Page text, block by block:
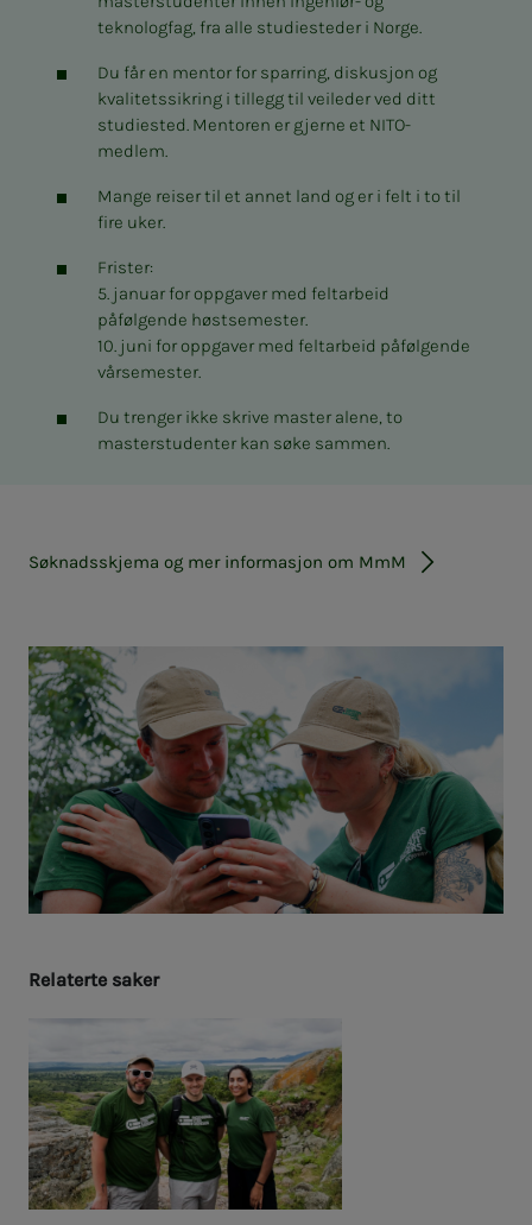
teknologfag, fra alle studiesteder i Norge.
Du får en mentor for sparring, diskusjon og
kvalitetssikring i tillegg til veileder ved ditt
studiested. Mentoren er gjerne et NITO-
medlem.
Mange reiser til et annet land og er i felt i to til
fire uker.
Frister:
5. januar for oppgaver med feltarbeid
påfølgende høstsemester.
10. juni for oppgaver med feltarbeid påfølgende
vårsemester.
Du trenger ikke skrive master alene, to
masterstudenter kan søke sammen.
Søknadsskjema og mer informasjon om MmM
Re­la­­­ter­­­te sa­­­ker